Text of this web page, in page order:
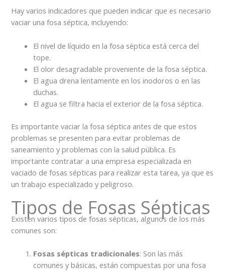
Hay varios indicadores que pueden indicar que es necesario
vaciar una fosa séptica, incluyendo:
El nivel de líquido en la fosa séptica está cerca del
tope.
El olor desagradable proveniente de la fosa séptica.
El agua drena lentamente en los inodoros o en las
duchas.
El agua se filtra hacia el exterior de la fosa séptica.
Es importante vaciar la fosa séptica antes de que estos
problemas se presenten para evitar problemas de
saneamiento y problemas con la salud pública. Es
importante contratar a una empresa especializada en
vaciado de fosas sépticas para realizar esta tarea, ya que es
un trabajo especializado y peligroso.
Tipos de Fosas Sépticas
Existen varios tipos de fosas sépticas, algunos de los más
comunes son:
Fosas sépticas tradicionales: Son las más
comunes y básicas, están compuestas por una fosa